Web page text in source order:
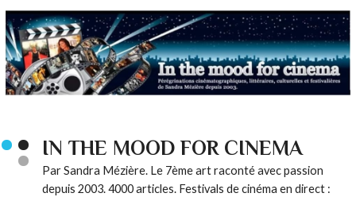
IN THE MOOD FOR CINEMA
Par Sandra Mézière. Le 7ème art raconté avec passion
depuis 2003. 4000 articles. Festivals de cinéma en direct :